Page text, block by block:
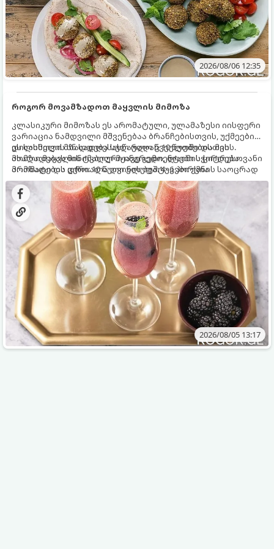
2026/08/06 12:35
როგორ მოვამზადოთ მაყვლის მიმოზა
კლასიკური მიმოზას ეს არომატული, ულამაზესი იისფერი
ვარიაცია ნამდვილი მშვენებაა ბრანჩებისთვის, უქმეების
დილისთვის ან სადღესასწაულო წვეულებებისთვის.
ახალი მაყვლის ტკბილ-მჟავე გემო, ლაიმის ციტრუსოვანი
არომატი და ცქრიალა ღვინის ბუშტუკები ქმნის საოცრად
დახვეწილ და მაგრილებელ კოქტეილს.
ეს სასმელი მზადდება სულ რაღაც 10 წუთში და მის
მომზადებას მინიმალური ინგრედიენტები სჭირდება.
მომზადების დრო: 10 წუთი ულუფა: 4–6 პორცია
2026/08/05 13:17